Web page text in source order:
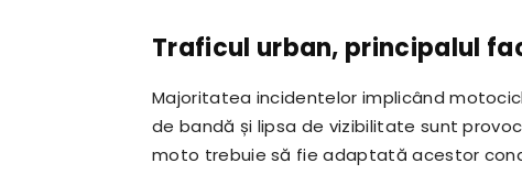
Traficul urban, principalul
Majoritatea incidentelor implicând
de bandă și lipsa de vizibilitate sunt
moto trebuie să fie adaptată acestor